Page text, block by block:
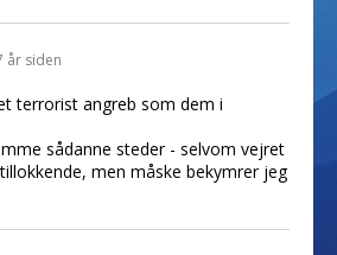
år siden
terrorist angreb som dem i
sådanne steder - selvom vejret
men måske bekymrer jeg